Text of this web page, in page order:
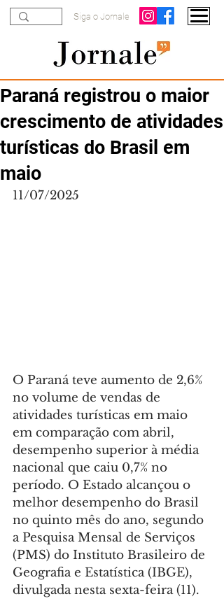
Siga o Jornale
Paraná registrou o maior
crescimento de atividades
turísticas do Brasil em
maio
11/07/2025
O Paraná teve aumento de 2,6%
no volume de vendas de
atividades turísticas em maio
em comparação com abril,
desempenho superior à média
nacional que caiu 0,7% no
período. O Estado alcançou o
melhor desempenho do Brasil
no quinto mês do ano, segundo
a Pesquisa Mensal de Serviços
(PMS) do Instituto Brasileiro de
Geografia e Estatística (IBGE),
divulgada nesta sexta-feira (11).